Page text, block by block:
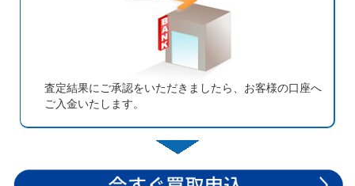
査定結果にご承認をいただきましたら、お客様の口座へ
ご入金いたします。